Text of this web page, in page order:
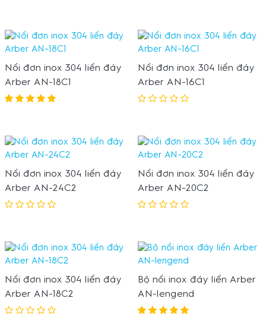
Nồi đơn inox 304 liền đáy
Arber AN-18C1
Nồi đơn inox 304 liền đáy
Arber AN-16C1
Nồi đơn inox 304 liền đáy
Arber AN-24C2
Nồi đơn inox 304 liền đáy
Arber AN-20C2
Nồi đơn inox 304 liền đáy
Arber AN-18C2
Bộ nồi inox đáy liền Arber
AN-lengend